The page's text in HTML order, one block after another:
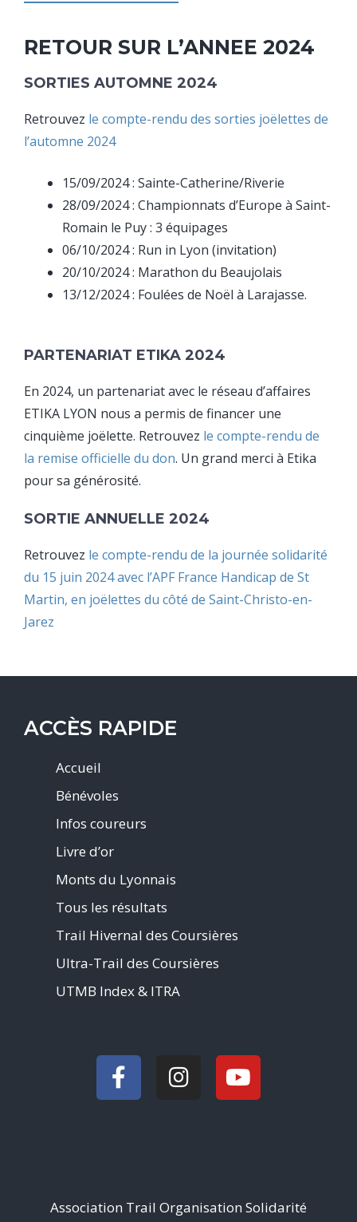
RETOUR SUR L’ANNEE 2024
SORTIES AUTOMNE 2024
Retrouvez le compte-rendu des sorties joëlettes de
l’automne 2024
15/09/2024 : Sainte-Catherine/Riverie
28/09/2024 : Championnats d’Europe à Saint-
Romain le Puy : 3 équipages
06/10/2024 : Run in Lyon (invitation)
20/10/2024 : Marathon du Beaujolais
13/12/2024 : Foulées de Noël à Larajasse.
PARTENARIAT ETIKA 2024
En 2024, un partenariat avec le réseau d’affaires
ETIKA LYON nous a permis de financer une
cinquième joëlette. Retrouvez le compte-rendu de
la remise officielle du don. Un grand merci à Etika
pour sa générosité.
SORTIE ANNUELLE 2024
Retrouvez le compte-rendu de la journée solidarité
du 15 juin 2024 avec l’APF France Handicap de St
Martin, en joëlettes du côté de Saint-Christo-en-
Jarez
ACCÈS RAPIDE
Accueil
Bénévoles
Infos coureurs
Livre d’or
Monts du Lyonnais
Tous les résultats
Trail Hivernal des Coursières
Ultra-Trail des Coursières
UTMB Index & ITRA
Association Trail Organisation Solidarité